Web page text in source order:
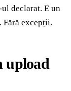
declarat. E un
excepții.
upload